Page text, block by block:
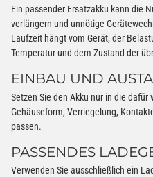
Ein passender Ersatzakku kann die
verlängern und unnötige
Laufzeit hängt vom Gerät, der
Temperatur und dem Zustand der
EINBAU UND
Setzen Sie den Akku nur in die
Gehäuseform, Verriegelung,
passen.
PASSENDES
Verwenden Sie ausschließlich ein